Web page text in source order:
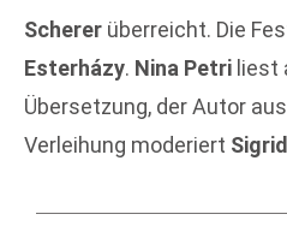
Scherer überreicht. Die
Esterházy. Nina Petri liest
Übersetzung, der Autor
Verleihung moderiert